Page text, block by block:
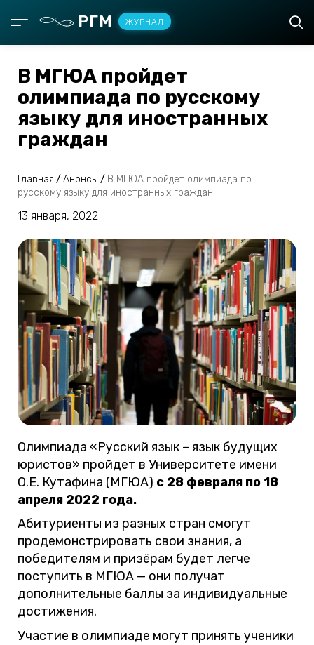
РГМ ЖУРНАЛ
В МГЮА пройдет
олимпиада по русскому
языку для иностранных
граждан
Главная / Анонсы / В МГЮА пройдет олимпиада по
русскому языку для иностранных граждан
13 января, 2022
Олимпиада «Русский язык – язык будущих
юристов» пройдет в Университете имени
О.Е. Кутафина (МГЮА) с 28 февраля по 18
апреля 2022 года.
Абитуриенты из разных стран смогут
продемонстрировать свои знания, а
победителям и призёрам будет легче
поступить в МГЮА — они получат
дополнительные баллы за индивидуальные
достижения.
Участие в олимпиаде могут принять ученики